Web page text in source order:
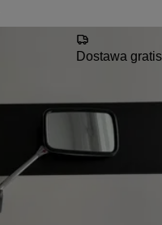
Dostawa gratis